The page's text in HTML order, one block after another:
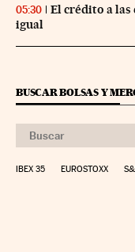
05:30
El crédito a las
igual
BUSCAR BOLSAS Y
IBEX 35 EUROSTOXX